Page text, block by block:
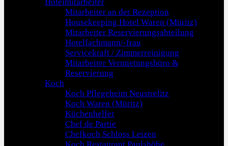
Mitarbeiter an der Rezeption
Housekeeping Hotel Waren (Müritz)
Mitarbeiter Reservierungsabteilung
Hotelfachmann/-frau
Servicekraft / Zimmerreinigung
Mitarbeiter Vermietungsbüro &
Reservierung
Koch
Koch Pflegeheim Neustrelitz
Koch Waren (Müritz)
Küchenhelfer
Chef de Partie
Chefkoch Schloss Leizen